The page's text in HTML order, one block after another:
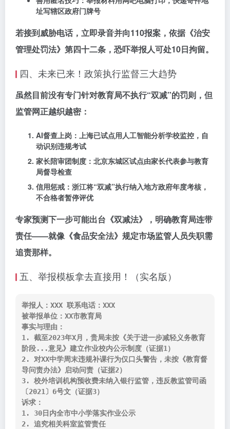
址写辖区政府门牌号
若接到威胁电话，立即录音并向110报案，依据《治安
管理处罚法》第四十二条，恐吓举报人可处10日拘留。
四、未来已来！政策执行监督三大趋势
虽然目前没有专门针对教育局不执行“双减”的罚则，但
监管网正越织越密：
AI督查上岗 ：上海已试点用人工智能分析学校监控，自
动识别违规考试
家长陪审团制度 ：北京东城区试点由家长代表参与教育
局督导检查
信用惩戒 ：浙江将“双减”执行纳入地方政府年度考核，
不合格者暂停评优
专家预测下一步可能出台《双减法》，明确教育局连带
责任——就像《食品安全法》规定市场监管人员失职需
追责那样。
五、举报模板拿去直接用！（实名版）
举报人：XXX 联系电话：XXX
被举报单位：XX市教育局
事实与理由：
1. 截至2023年X月，贵局未按《关于进一步减轻义务教育
阶段...意见》建立作业校内公示制度（证据1）
2. 对XX中学周末违规补课行为仅口头警告，未按《教育督
导问责办法》启动问责（证据2）
3. 校外培训机构预收费未纳入银行监管，违反教监管司函
〔2021〕6号文（证据3）
诉求：
1. 30日内全市中小学落实作业公示
2. 追究相关科室监管责任